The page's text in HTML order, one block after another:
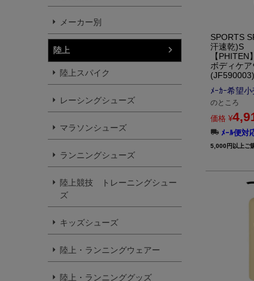
メーカー別
陸上
陸上スパイク
レーシングシューズ
マラソンシューズ
ランニングシューズ
陸上競技 トレーニングシュー
ズ
キッズシューズ
陸上・ランニングウェアー
陸上・ランニンググッズ
SPORTS
汗速乾)S
【PHITEN
ボディケ
(JF590003)
ﾒｰｶｰ希望
のところ
価格 ¥
ﾒｰﾙ便対
5,000円以上ご